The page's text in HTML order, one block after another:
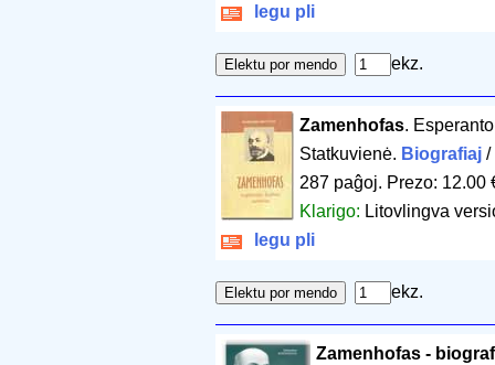
legu pli
ekz.
Zamenhofas.
Statkuvienė. Biografiaj /
287 paĝoj. Prezo: 12.00
Klarigo: Litovlingva
legu pli
ekz.
Zamenhofas -